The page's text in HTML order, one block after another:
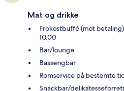
Mat og drikke
Frokostbuffé (mot
10.00
Bar/lounge
Bassengbar
Romservice på bestemte
Snackbar/